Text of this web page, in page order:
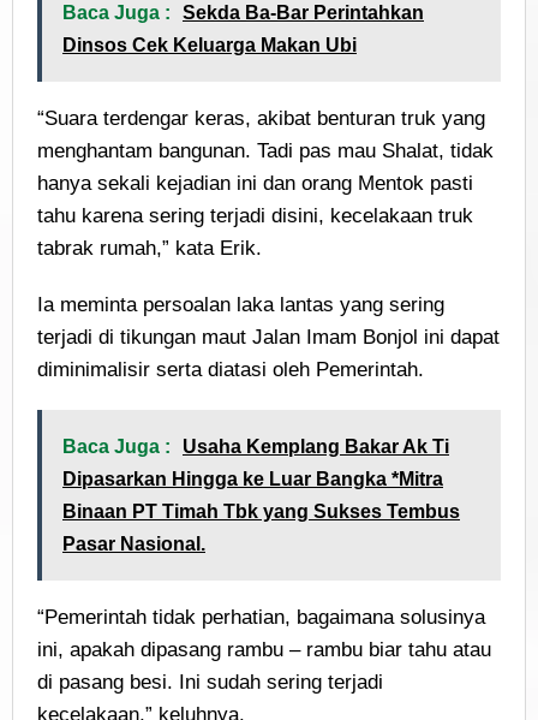
Baca Juga :
Sekda Ba-Bar Perintahkan
Dinsos Cek Keluarga Makan Ubi
“Suara terdengar keras, akibat benturan truk yang
menghantam bangunan. Tadi pas mau Shalat, tidak
hanya sekali kejadian ini dan orang Mentok pasti
tahu karena sering terjadi disini, kecelakaan truk
tabrak rumah,” kata Erik.
Ia meminta persoalan laka lantas yang sering
terjadi di tikungan maut Jalan Imam Bonjol ini dapat
diminimalisir serta diatasi oleh Pemerintah.
Baca Juga :
Usaha Kemplang Bakar Ak Ti
Dipasarkan Hingga ke Luar Bangka *Mitra
Binaan PT Timah Tbk yang Sukses Tembus
Pasar Nasional.
“Pemerintah tidak perhatian, bagaimana solusinya
ini, apakah dipasang rambu – rambu biar tahu atau
di pasang besi. Ini sudah sering terjadi
kecelakaan,” keluhnya.